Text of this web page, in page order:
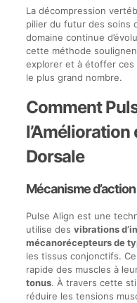
La décompression
pilier du futur des soins
domaine continue
cette méthode
explorer et à étoffer
le plus grand nombre.
Comment
l’Amélioration
Dorsale
Mécanisme d’action
Pulse Align est une
utilise des vibrations
mécanorécepteurs de
les tissus conjonctifs.
rapide des muscles à
tonus. À travers cette
réduire les tensions